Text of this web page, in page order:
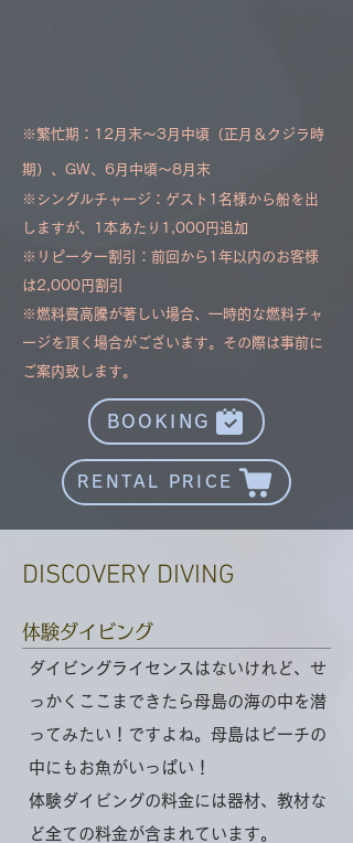
※繁忙期 ：12月末～3月中頃（正月＆クジラ時
期）、GW、6月中頃～8月末
※シングルチャージ ：ゲスト1名様から船を出
しますが、1本あたり1,000円追加
※リピーター割引：前回から1年以内のお客様
は2,000円割引
​※燃料費高騰が著しい場合、一時的な燃料チャ
ージを頂く場合がございます。その際は事前に
ご案内致します。
BOOKING
RENTAL PRICE
DISCOVERY DIVING
体験ダイビング
ダイビングライセンスはないけれど、せ
っかくここまできたら母島の海の中を潜
ってみたい！ですよね。​母島はビーチの
中にもお魚がいっぱい！
体験ダイビングの料金には器材、教材な
ど全ての料金が含まれています。